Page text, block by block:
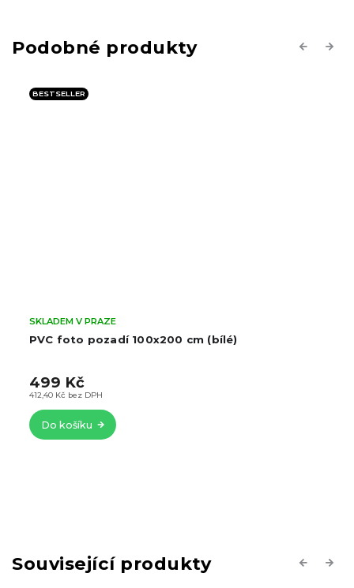
Previous
BESTSELLER
PVC foto pozadí 100x200 cm (bílé)
SKLADEM V PRAZE
412,40 Kč bez DPH
499 Kč
Do košíku
Next
Související produkty Previous
Next